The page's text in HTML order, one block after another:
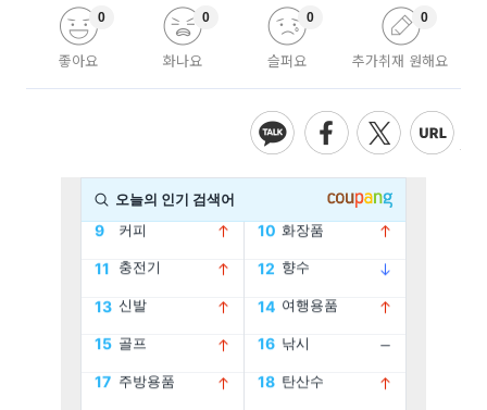
좋아요
0
화나요
0
슬퍼요
0
추가취재 원해요
0